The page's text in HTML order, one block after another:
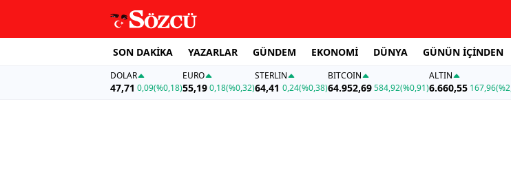
SON DAKİKA YAZARLAR GÜNDEM EKONOMİ DÜNYA GÜNÜN İÇİNDEN
DOLAR
47,71 0,09(%0,18)
EURO
55,19 0,18(%0,32)
STERLIN
64,41 0,24(%0,38)
BITCOIN
64.952,69584,92(%0,91)
ALTIN
6.660,55 167,96